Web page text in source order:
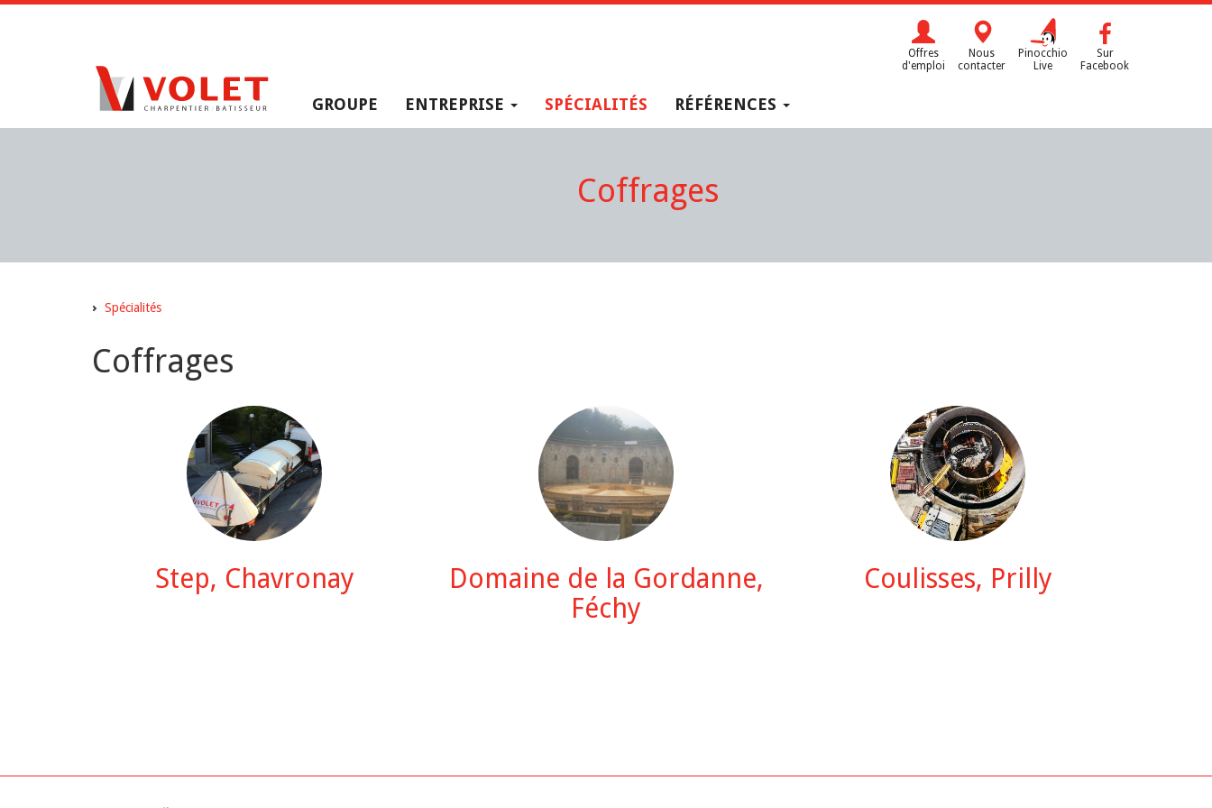
Offres
d'emploi
Nous
contacter
Pinocchio
Live
Sur
Facebook
GROUPE ENTREPRISE SPÉCIALITÉS RÉFÉRENCES
Coffrages
Spécialités
Coffrages
Step, Chavronay
Domaine de la Gordanne,
Féchy
Coulisses, Prilly